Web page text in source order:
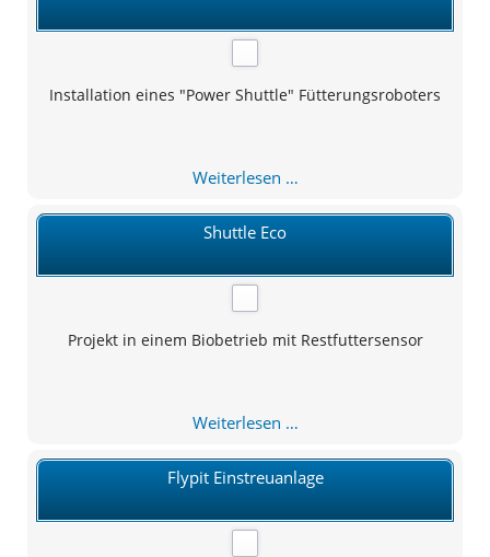
Installation eines "Power Shuttle" Fütterungsroboters
Weiterlesen …Power
Shuttle Eco
Projekt in einem Biobetrieb mit Restfuttersensor
Weiterlesen …Shuttle
Flypit Einstreuanlage